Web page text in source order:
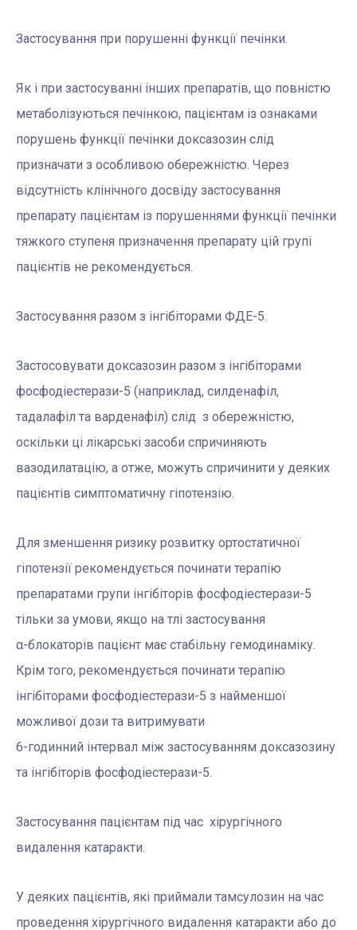
Застосування при порушенні функції печінки.
Як і при застосуванні інших препаратів, що повністю
метаболізуються печінкою, пацієнтам із ознаками
порушень функції печінки доксазозин слід
призначати з особливою обережністю. Через
відсутність клінічного досвіду застосування
препарату пацієнтам із порушеннями функції печінки
тяжкого ступеня призначення препарату цій групі
пацієнтів не рекомендується.
Застосування разом з інгібіторами ФДЕ-5.
Застосовувати доксазозин разом з інгібіторами
фосфодіестерази-5 (наприклад, силденафіл,
тадалафіл та варденафіл) слід з обережністю,
оскільки ці лікарські засоби спричиняють
вазодилатацію, а отже, можуть спричинити у деяких
пацієнтів симптоматичну гіпотензію.
Для зменшення ризику розвитку ортостатичної
гіпотензії рекомендується починати терапію
препаратами групи інгібіторів фосфодіестерази-5
тільки за умови, якщо на тлі застосування
α-блокаторів пацієнт має стабільну гемодинаміку.
Крім того, рекомендується починати терапію
інгібіторами фосфодіестерази-5 з найменшої
можливої дози та витримувати
6-годинний інтервал між застосуванням доксазозину
та інгібіторів фосфодіестерази-5.
Застосування пацієнтам під час хірургічного
видалення катаракти.
У деяких пацієнтів, які приймали тамсулозин на час
проведення хірургічного видалення катаракти або до